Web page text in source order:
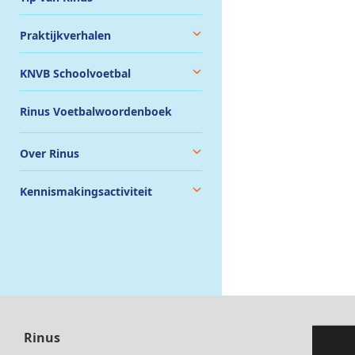
Praktijkverhalen
KNVB Schoolvoetbal
Rinus Voetbalwoordenboek
Over Rinus
Kennismakingsactiviteit
Rinus